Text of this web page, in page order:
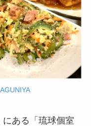
ある「琉球個室